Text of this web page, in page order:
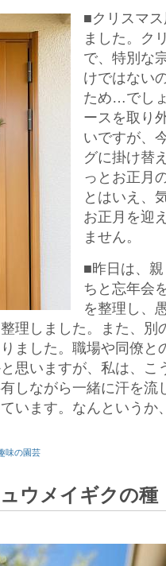
■クリスマ
ました。ク
で、特別な
けではない
ため…でし
ースを取り
いですが、
グに掛け替
っとお正月
とはいえ、
お正月を迎
ません。
■昨日は、
ちと忘年会
を整理し、
理しました。また、別
ました。職場や同僚と
思いますが、私は、こ
しながら一緒に汗を流
います。なんというか
味の園芸
ウメイギクの種